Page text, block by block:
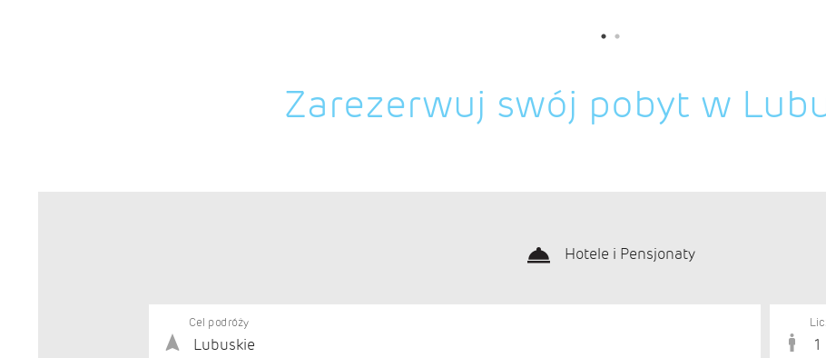
Zarezerwuj swój pobyt w
Hotele i Pensjonaty
Cel podróży